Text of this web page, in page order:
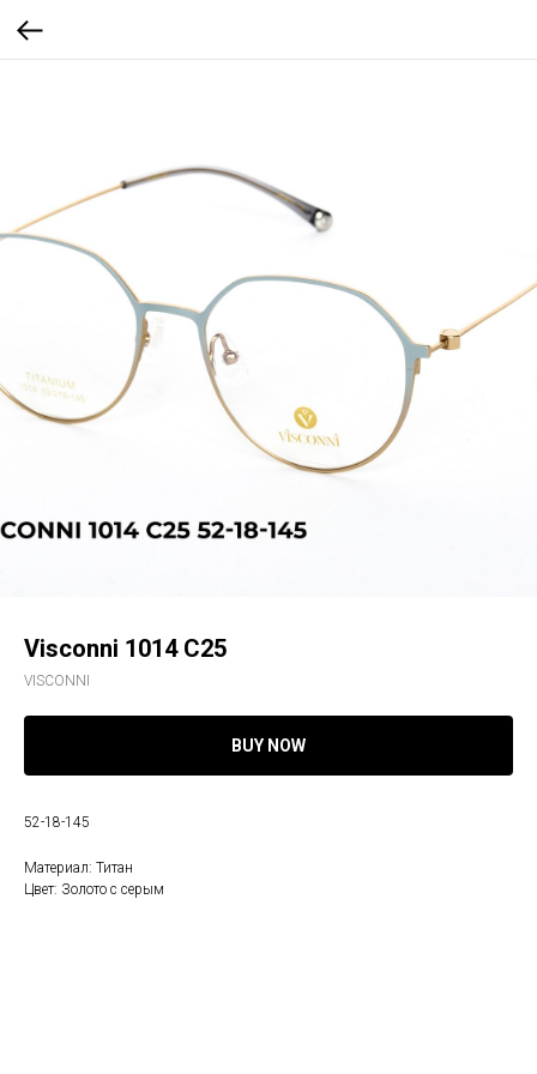
Visconni 1014 C25
VISCONNI
BUY NOW
52-18-145
Материал: Титан
Цвет: Золото с серым